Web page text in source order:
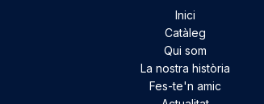
Inici
Catàleg
Qui som
La nostra història
Fes-te'n amic